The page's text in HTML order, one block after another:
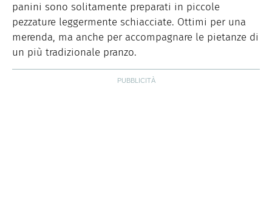
panini sono solitamente preparati in piccole
pezzature leggermente schiacciate. Ottimi per una
merenda, ma anche per accompagnare le pietanze di
un più tradizionale pranzo.